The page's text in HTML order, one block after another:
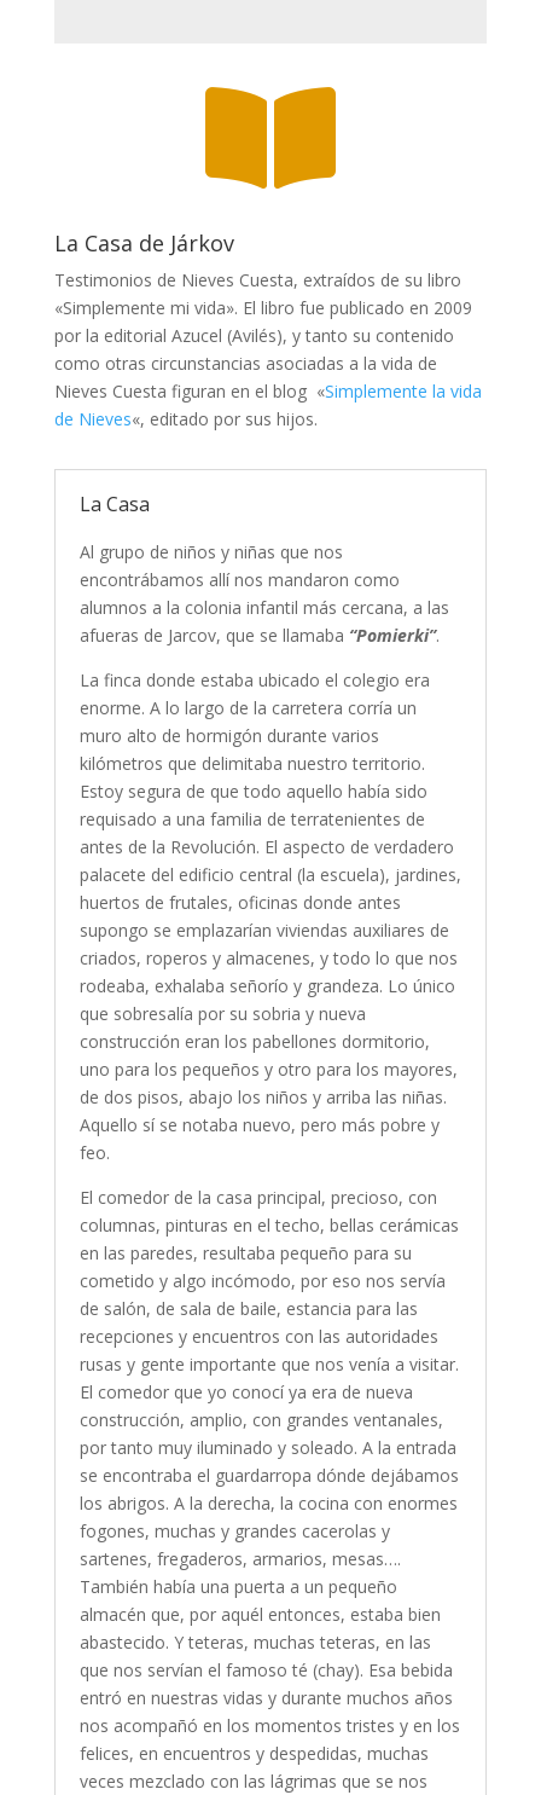

La Casa de Járkov
Testimonios de Nieves Cuesta, extraídos de su libro
«Simplemente mi vida». El libro fue publicado en 2009
por la editorial Azucel (Avilés), y tanto su contenido
como otras circunstancias asociadas a la vida de
Nieves Cuesta figuran en el blog «Simplemente la vida
de Nieves«, editado por sus hijos.
La Casa
Al grupo de niños y niñas que nos
encontrábamos allí nos mandaron como
alumnos a la colonia infantil más cercana, a las
afueras de Jarcov, que se llamaba “Pomierki”.
La finca donde estaba ubicado el colegio era
enorme. A lo largo de la carretera corría un
muro alto de hormigón durante varios
kilómetros que delimitaba nuestro territorio.
Estoy segura de que todo aquello había sido
requisado a una familia de terratenientes de
antes de la Revolución. El aspecto de verdadero
palacete del edificio central (la escuela), jardines,
huertos de frutales, oficinas donde antes
supongo se emplazarían viviendas auxiliares de
criados, roperos y almacenes, y todo lo que nos
rodeaba, exhalaba señorío y grandeza. Lo único
que sobresalía por su sobria y nueva
construcción eran los pabellones dormitorio,
uno para los pequeños y otro para los mayores,
de dos pisos, abajo los niños y arriba las niñas.
Aquello sí se notaba nuevo, pero más pobre y
feo.
El comedor de la casa principal, precioso, con
columnas, pinturas en el techo, bellas cerámicas
en las paredes, resultaba pequeño para su
cometido y algo incómodo, por eso nos servía
de salón, de sala de baile, estancia para las
recepciones y encuentros con las autoridades
rusas y gente importante que nos venía a visitar.
El comedor que yo conocí ya era de nueva
construcción, amplio, con grandes ventanales,
por tanto muy iluminado y soleado. A la entrada
se encontraba el guardarropa dónde dejábamos
los abrigos. A la derecha, la cocina con enormes
fogones, muchas y grandes cacerolas y
sartenes, fregaderos, armarios, mesas….
También había una puerta a un pequeño
almacén que, por aquél entonces, estaba bien
abastecido. Y teteras, muchas teteras, en las
que nos servían el famoso té (chay). Esa bebida
entró en nuestras vidas y durante muchos años
nos acompañó en los momentos tristes y en los
felices, en encuentros y despedidas, muchas
veces mezclado con las lágrimas que se nos